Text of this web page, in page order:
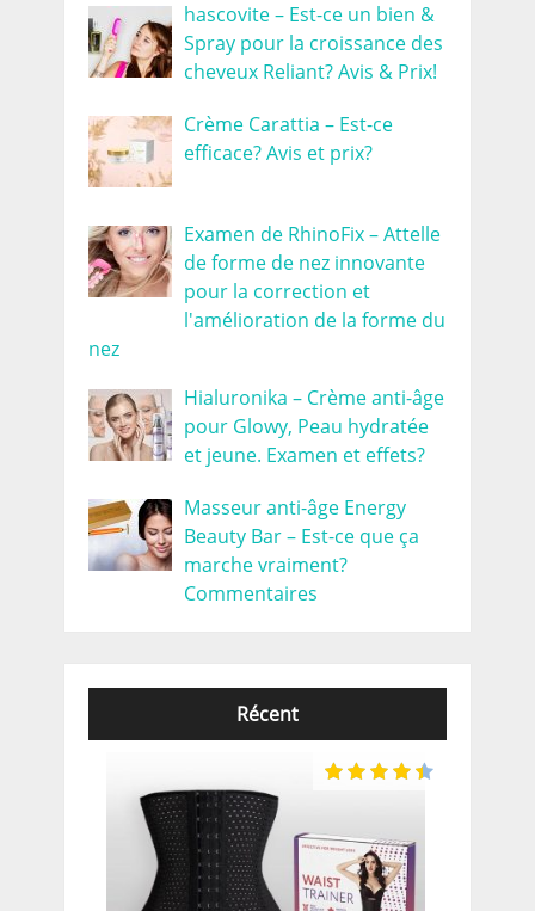
hascovite – Est-ce un bien &
Spray pour la croissance des
cheveux Reliant? Avis & Prix!
Crème Carattia – Est-ce
efficace? Avis et prix?
Examen de RhinoFix – Attelle
de forme de nez innovante
pour la correction et
l'amélioration de la forme du
nez
Hialuronika – Crème anti-âge
pour Glowy, Peau hydratée
et jeune. Examen et effets?
Masseur anti-âge Energy
Beauty Bar – Est-ce que ça
marche vraiment?
Commentaires
Récent